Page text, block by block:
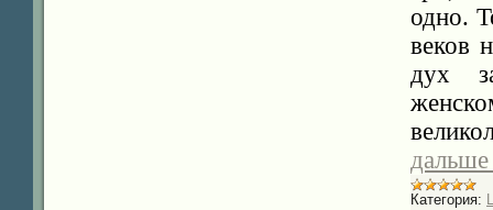
одно.
веков
дух
Категория: